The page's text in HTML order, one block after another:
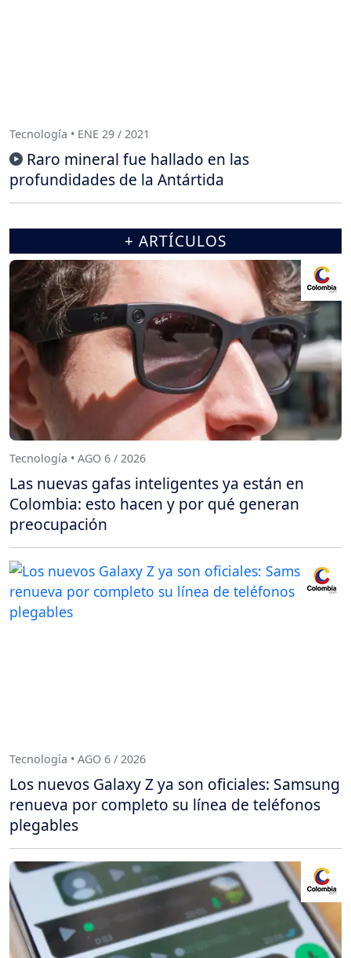
Tecnología • ENE 29 / 2021
Raro mineral fue hallado en las
profundidades de la Antártida
+ ARTÍCULOS
Tecnología • AGO 6 / 2026
Las nuevas gafas inteligentes ya están en
Colombia: esto hacen y por qué generan
preocupación
Tecnología • AGO 6 / 2026
Los nuevos Galaxy Z ya son oficiales: Samsung
renueva por completo su línea de teléfonos
plegables